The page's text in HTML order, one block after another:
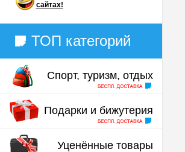
сайтах!
ТОП категорий
Спорт, туризм, отдых
Подарки и бижутерия
Уценённые товары